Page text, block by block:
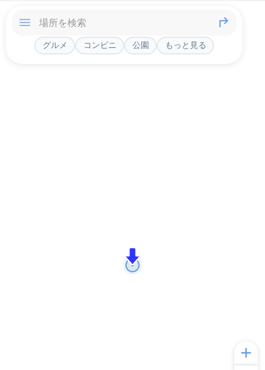
グルメ コンビニ 公園 もっと見る